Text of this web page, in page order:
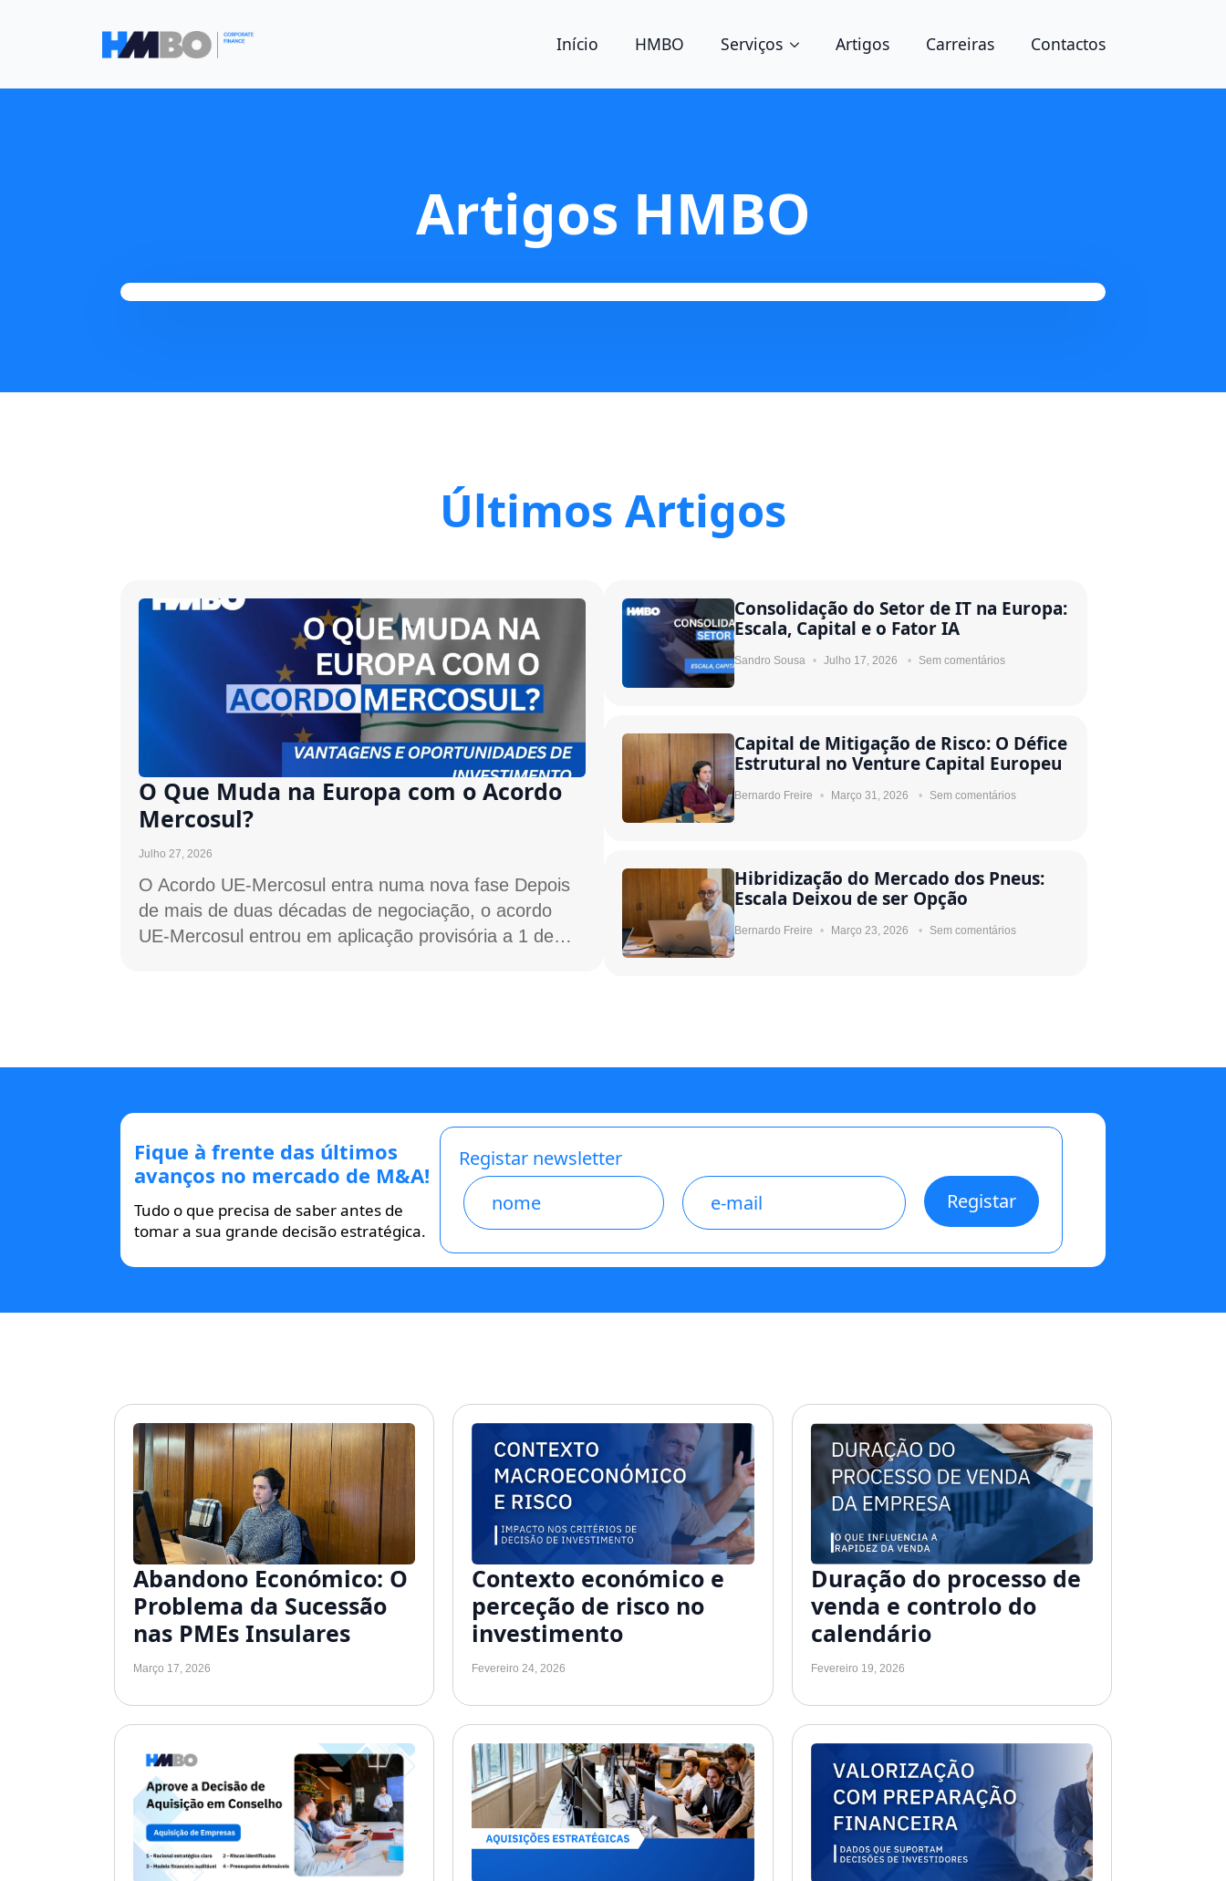
Início HMBO Serviços Artigos Carreiras Contactos
Artigos HMBO
Últimos Artigos
O Que Muda na Europa com o Acordo
Mercosul?
Julho 27, 2026
O Acordo UE-Mercosul entra numa nova fase Depois
de mais de duas décadas de negociação, o acordo
UE-Mercosul entrou em aplicação provisória a 1 de…
Consolidação do Setor de IT na Europa:
Escala, Capital e o Fator IA
Sandro Sousa Julho 17, 2026 Sem comentários
Capital de Mitigação de Risco: O Défice
Estrutural no Venture Capital Europeu
Bernardo Freire Março 31, 2026 Sem comentários
Hibridização do Mercado dos Pneus:
Escala Deixou de ser Opção
Bernardo Freire Março 23, 2026 Sem comentários
Fique à frente das últimos
avanços no mercado de M&A!
Tudo o que precisa de saber antes de
tomar a sua grande decisão estratégica.
Registar newsletter
Name
E-
mail
*
Registar
Abandono Económico: O
Problema da Sucessão
nas PMEs Insulares
Março 17, 2026
Contexto económico e
perceção de risco no
investimento
Fevereiro 24, 2026
Duração do processo de
venda e controlo do
calendário
Fevereiro 19, 2026